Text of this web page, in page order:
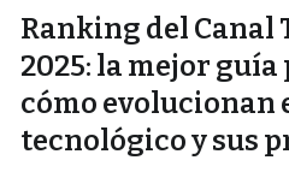
Ranking del Canal
2025: la mejor guía
cómo evolucionan
tecnológico y sus